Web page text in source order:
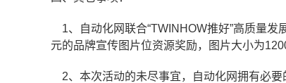
1、自动化网联合“TWINHOW推好”高质量发
元的品牌宣传图片位资源奖励，图片大小为
2、本次活动的未尽事宜，自动化网拥有必要